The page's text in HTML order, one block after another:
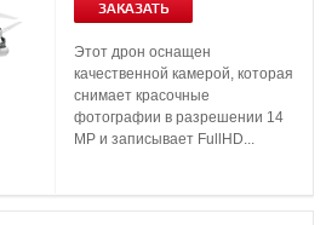
ЗАКАЗАТЬ
Этот дрон оснащен
качественной камерой, которая
снимает красочные
фотографии в разрешении 14
MP и записывает FullHD...